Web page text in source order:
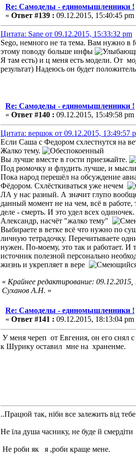
Re: Самоделы - единомышленники !
« Ответ #139 : 09.12.2015, 15:40:45 pm
Цитата: Sane от 09.12.2015, 15:33:32 pm
Sego, немного не та тема. Вам нужно в
этому поводу больше инфы
Я там есть) и ц меня есть модели. От
результат) Надеюсь он будет
Re: Самоделы - единомышленники !
« Ответ #140 : 09.12.2015, 15:49:58 pm
Цитата: вершок от 09.12.2015, 13:49:57
Если Саша с Федором схлестнутся на
Жалко тему.
Вы лучше вместе в гости приезжайте.
Под рюмочку и флудить лучше, и
Пока народ перешёл на обсуждение
Фёдором. Схлёсткиваться уже нечем
ЛА у нас разный. А значит глупо
данный момент не на чем, всё в
деле - смерть. И это удел всех одиночек.
Александр, насчёт "жалко тему"
Выбираете в ветке всё что нужно по
личную тетрадочку. Перечитываете
нужен. По-моему, это так и работает. И
источник полезной персонально
жизнь и укрепляет в вере
« Крайнее редактирование:
Суханов А.Н. »
Re: Самоделы - единомышленники !
« Ответ #141 : 09.12.2015, 18:13:04 pm
У меня череп от Евгения, он его снял
к Шурику оставил мне на храненме.
..Працюй так, ніби все залежить від
Не їла душа часнику, не буде й смердіти
Не роби як я ,роби краще мене.